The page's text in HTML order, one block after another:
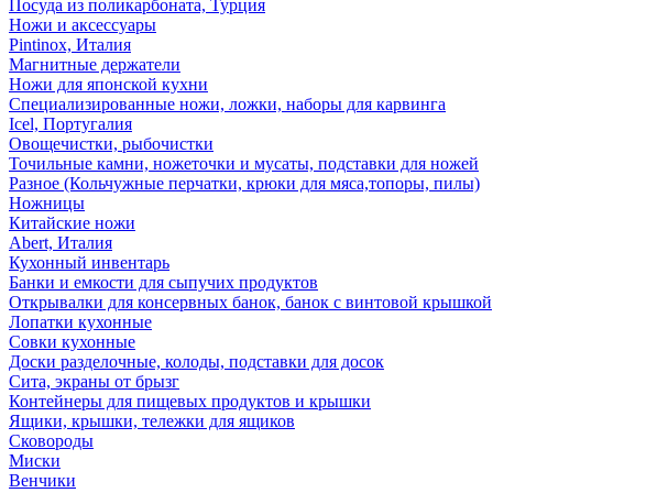
Посуда из поликарбоната, Турция
Ножи и аксессуары
Pintinox, Италия
Магнитные держатели
Ножи для японской кухни
Специализированные ножи, ложки, наборы для карвинга
Icel, Португалия
Овощечистки, рыбочистки
Точильные камни, ножеточки и мусаты, подставки для ножей
Разное (Кольчужные перчатки, крюки для мяса,топоры, пилы)
Ножницы
Китайские ножи
Abert, Италия
Кухонный инвентарь
Банки и емкости для сыпучих продуктов
Открывалки для консервных банок, банок с винтовой крышкой
Лопатки кухонные
Совки кухонные
Доски разделочные, колоды, подставки для досок
Сита, экраны от брызг
Контейнеры для пищевых продуктов и крышки
Ящики, крышки, тележки для ящиков
Сковороды
Миски
Венчики